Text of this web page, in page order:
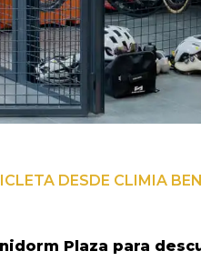
DESDE CLIMIA
Plaza para